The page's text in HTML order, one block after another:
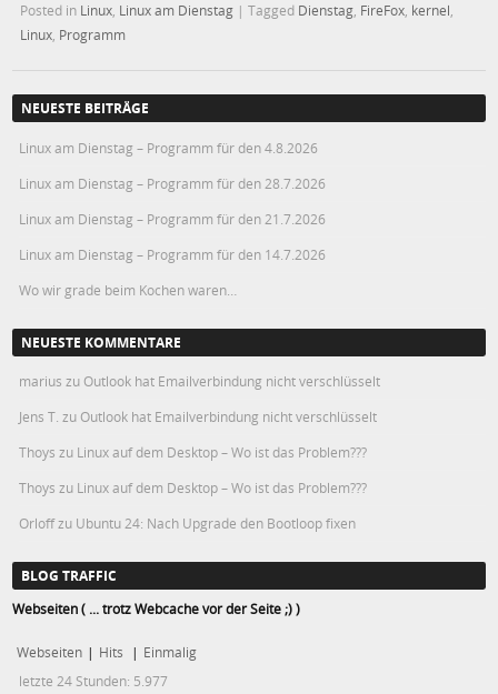
Posted in Linux, Linux am Dienstag |Tagged Dienstag, FireFox, kernel,
Linux, Programm
NEUESTE BEITRÄGE
Linux am Dienstag – Programm für den 4.8.2026
Linux am Dienstag – Programm für den 28.7.2026
Linux am Dienstag – Programm für den 21.7.2026
Linux am Dienstag – Programm für den 14.7.2026
Wo wir grade beim Kochen waren…
NEUESTE KOMMENTARE
marius zu Outlook hat Emailverbindung nicht verschlüsselt
Jens T. zu Outlook hat Emailverbindung nicht verschlüsselt
Thoys zu Linux auf dem Desktop – Wo ist das Problem???
Thoys zu Linux auf dem Desktop – Wo ist das Problem???
Orloffzu Ubuntu 24: Nach Upgrade den Bootloop fixen
BLOG TRAFFIC
Webseiten ( ... trotz Webcache vor der Seite ;) )
Webseiten | Hits | Einmalig
letzte 24 Stunden: 5.977